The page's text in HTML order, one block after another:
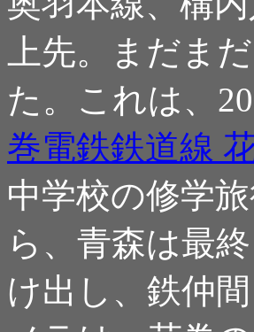
上先。まだま
た。これは、
巻電鉄鉄道線
中学校の修学
ら、青森は最
け出し、鉄仲